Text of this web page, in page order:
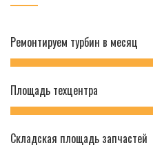
Ремонтируем турбин в месяц
Площадь техцентра
Складская площадь запчастей